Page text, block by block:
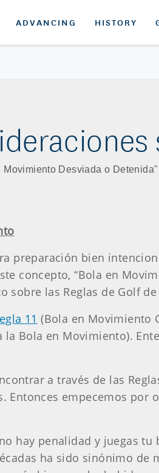
ADVANCING HISTORY
Movimiento Desviada o Detenida"
preparación bien
concepto, “Bola en
las Reglas de Golf de
11 (Bola en Movimiento
Bola en Movimiento).
a través de las
empecemos por
hay penalidad y juegas
ha sido sinónimo de